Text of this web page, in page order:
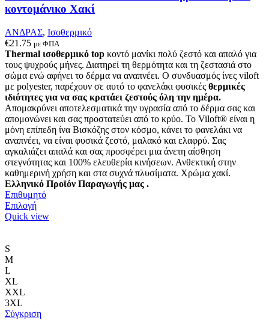
σελίδα
του
κοντομάνικο Χακί
ΑΝΔΡΑΣ, Ισοθερμικό
€21.75 με ΦΠΑ
Thermal ισοθερμικό top κοντό μανίκι πολύ ζεστό και απαλό για
τους ψυχρούς μήνες. Διατηρεί τη θερμότητα και τη ζεστασιά στο
σώμα ενώ αφήνει το δέρμα να αναπνέει. Ο συνδυασμός ίνες viloft
με polyester, παρέχουν σε αυτό το φανελάκι φυσικές θερμικές
ιδιότητες για να σας κρατάει ζεστούς όλη την ημέρα.
Απομακρύνει αποτελεσματικά την υγρασία από το δέρμα σας και
απομονώνει και σας προστατεύει από το κρύο. Το Viloft® είναι η
μόνη επίπεδη ίνα Βισκόζης στον κόσμο, κάνει το φανελάκι να
αναπνέει, να είναι φυσικά ζεστό, μαλακό και ελαφρύ. Σας
αγκαλιάζει απαλά και σας προσφέρει μια άνετη αίσθηση
στεγνότητας και 100% ελευθερία κινήσεων. Ανθεκτική στην
καθημερινή χρήση και στα συχνά πλυσίματα. Χρώμα χακί.
Ελληνικό Προϊόν Παραγωγής μας .
Επιθυμητό
ΕπιλογήΑυτό
το
επιλεγούν
Quick view
S
M
L
XL
XXL
3XL
Σύγκριση